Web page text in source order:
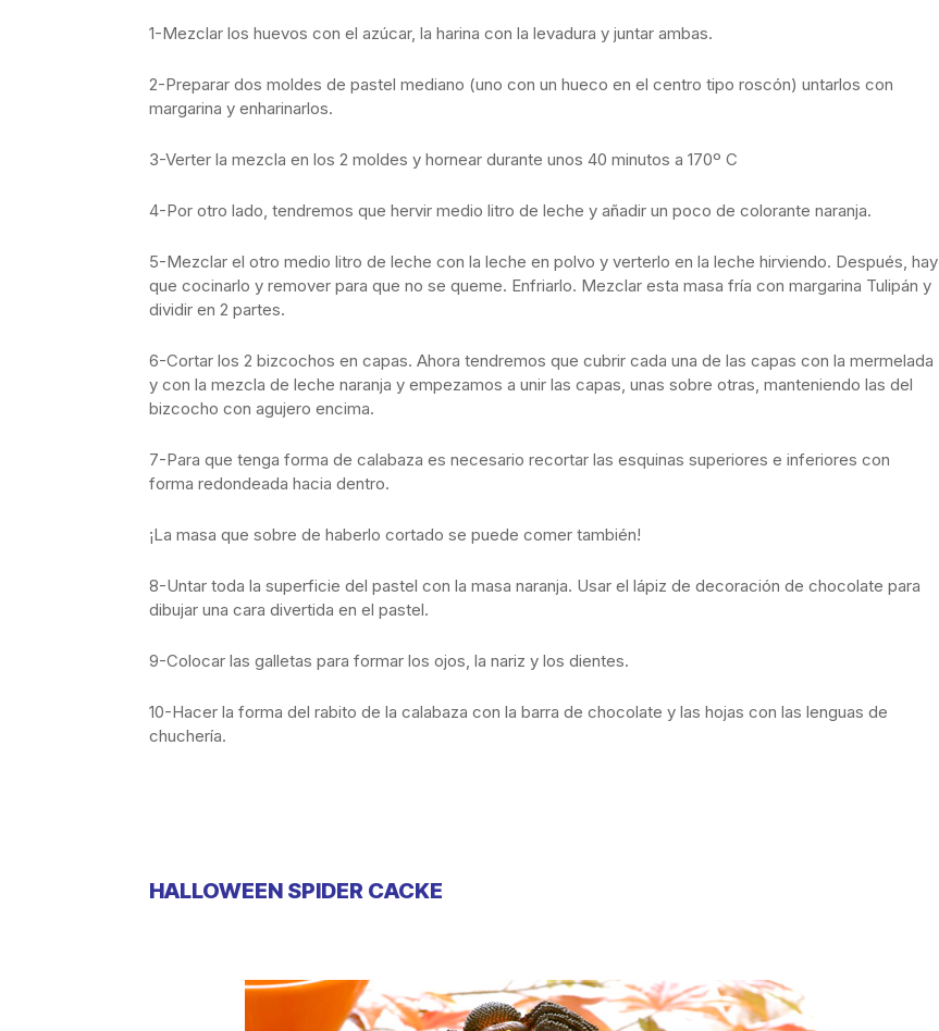
1-Mezclar los huevos con el azúcar, la harina con la levadura y juntar ambas.
2-Preparar dos moldes de pastel mediano (uno con un hueco en el centro tipo roscón) untarlos con
margarina y enharinarlos.
3-Verter la mezcla en los 2 moldes y hornear durante unos 40 minutos a 170º C
4-Por otro lado, tendremos que hervir medio litro de leche y añadir un poco de colorante naranja.
5-Mezclar el otro medio litro de leche con la leche en polvo y verterlo en la leche hirviendo. Después, hay
que cocinarlo y remover para que no se queme. Enfriarlo. Mezclar esta masa fría con margarina Tulipán y
dividir en 2 partes.
6-Cortar los 2 bizcochos en capas. Ahora tendremos que cubrir cada una de las capas con la mermelada
y con la mezcla de leche naranja y empezamos a unir las capas, unas sobre otras, manteniendo las del
bizcocho con agujero encima.
7-Para que tenga forma de calabaza es necesario recortar las esquinas superiores e inferiores con
forma redondeada hacia dentro.
¡La masa que sobre de haberlo cortado se puede comer también!
8-Untar toda la superficie del pastel con la masa naranja. Usar el lápiz de decoración de chocolate para
dibujar una cara divertida en el pastel.
9-Colocar las galletas para formar los ojos, la nariz y los dientes.
10-Hacer la forma del rabito de la calabaza con la barra de chocolate y las hojas con las lenguas de
chuchería.
HALLOWEEN SPIDER CACKE